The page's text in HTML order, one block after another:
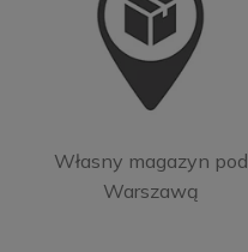
Własny magazyn pod
Warszawą